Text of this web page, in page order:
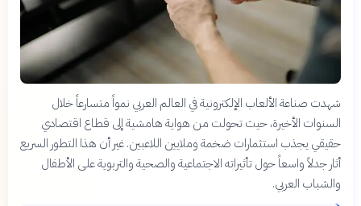
شهدت صناعة الألعاب الإلكترونية في العالم العربي نمواً متسارعاً خلال
السنوات الأخيرة، حيث تحولت من هواية هامشية إلى قطاع اقتصادي
حقيقي يجذب استثمارات ضخمة وملايين اللاعبين. غير أن هذا التطور السريع
أثار جدلاً واسعاً حول تأثيراته الاجتماعية والصحية والتربوية على الأطفال
والشباب العربي.